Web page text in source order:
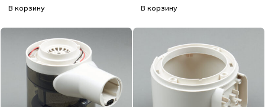
В корзину В корзину